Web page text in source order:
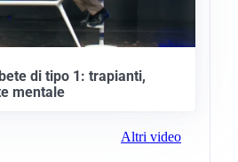
di tipo 1: trapianti,
mentale
Altri video